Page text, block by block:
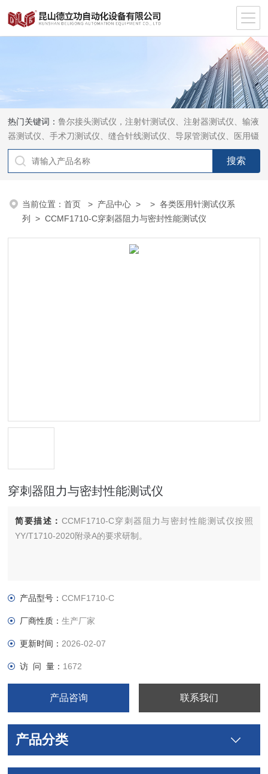
热门关键词：鲁尔接头测试仪，注射针测试仪、注射器测试仪、输液
器测试仪、手术刀测试仪、缝合针线测试仪、导尿管测试仪、医用镊
钳测试仪、导引管导丝测试仪、针灸针测试仪、留置针测试仪
当前位置：首页 > 产品中心 > >各类医用针测试仪系
列
> CCMF1710-C穿刺器阻力与密封性能测试仪
穿刺器阻力与密封性能测试仪
简要描述： CCMF1710-C穿刺器阻力与密封性能测试仪按照
YY/T1710-2020附录A的要求研制。
产品型号：CCMF1710-C
厂商性质：生产厂家
更新时间： 2026-02-07
访 问 量： 1672
产品咨询 联系我们
产品分类